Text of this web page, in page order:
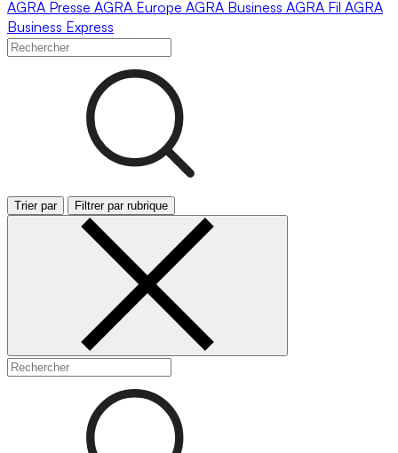
AGRA Presse AGRA Europe AGRA Business AGRA Fil AGRA
Business Express
Trier par Filtrer par rubrique